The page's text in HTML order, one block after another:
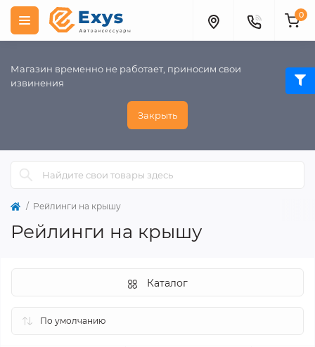
Магазин временно не работает, приносим свои
извинения
Закрыть
0
Рейлинги на крышу
Рейлинги на крышу
Каталог